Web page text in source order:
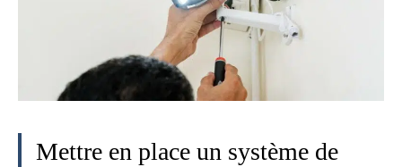
Mettre en place un système de